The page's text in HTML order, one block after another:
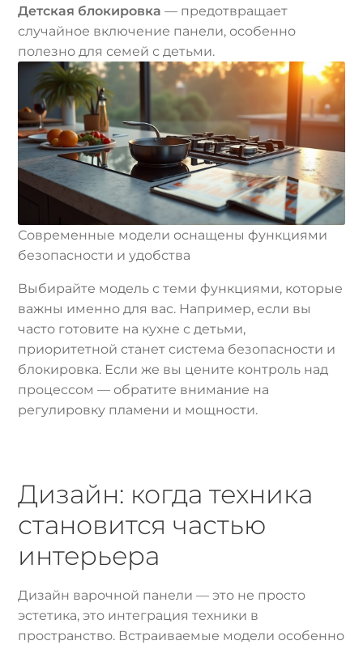
Детская блокировка — предотвращает
случайное включение панели, особенно
полезно для семей с детьми.
Современные модели оснащены функциями
безопасности и удобства
Выбирайте модель с теми функциями, которые
важны именно для вас. Например, если вы
часто готовите на кухне с детьми,
приоритетной станет система безопасности и
блокировка. Если же вы цените контроль над
процессом — обратите внимание на
регулировку пламени и мощности.
Дизайн: когда техника
становится частью
интерьера
Дизайн варочной панели — это не просто
эстетика, это интеграция техники в
пространство. Встраиваемые модели особенно